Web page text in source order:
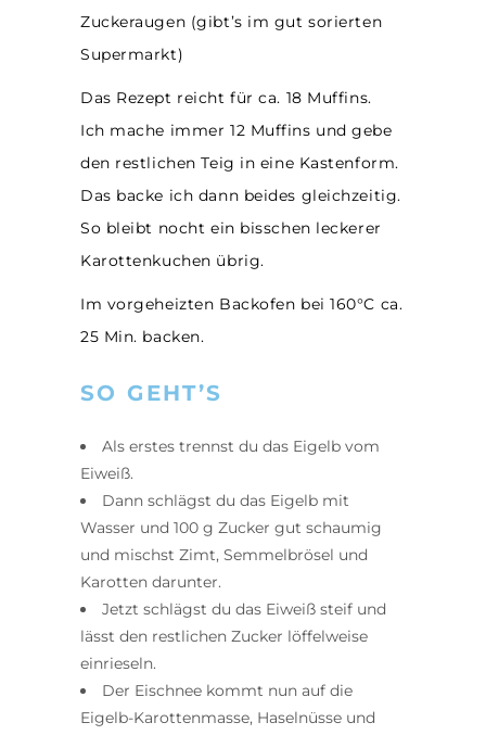
Zuckeraugen (gibt’s im gut sorierten
Supermarkt)
Das Rezept reicht für ca. 18 Muffins.
Ich mache immer 12 Muffins und gebe
den restlichen Teig in eine Kastenform.
Das backe ich dann beides gleichzeitig.
So bleibt nocht ein bisschen leckerer
Karottenkuchen übrig.
Im vorgeheizten Backofen bei 160°C ca.
25 Min. backen.
SO GEHT’S
Als erstes trennst du das Eigelb vom
Eiweiß.
Dann schlägst du das Eigelb mit
Wasser und 100 g Zucker gut schaumig
und mischst Zimt, Semmelbrösel und
Karotten darunter.
Jetzt schlägst du das Eiweiß steif und
lässt den restlichen Zucker löffelweise
einrieseln.
Der Eischnee kommt nun auf die
Eigelb-Karottenmasse, Haselnüsse und